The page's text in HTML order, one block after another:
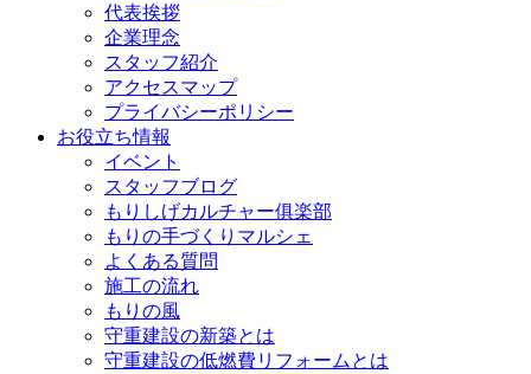
代表挨拶
企業理念
スタッフ紹介
アクセスマップ
プライバシーポリシー
お役立ち情報
イベント
スタッフブログ
もりしげカルチャー俱楽部
もりの手づくりマルシェ
よくある質問
施工の流れ
もりの風
守重建設の新築とは
守重建設の低燃費リフォームとは